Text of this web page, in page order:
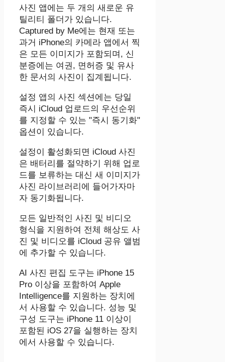
사진 앱에는 두 개의 새로운 유
틸리티 폴더가 있습니다.
Captured by Me에는 현재 또는
과거 iPhone의 카메라 앱에서 찍
은 모든 이미지가 포함되며, 신
분증에는 여권, 면허증 및 유사
한 문서의 사진이 집계됩니다.
설정 앱의 사진 섹션에는 당일
즉시 iCloud 업로드의 우선순위
를 지정할 수 있는 "즉시 동기화"
옵션이 있습니다.
설정이 활성화되면 iCloud 사진
은 배터리를 절약하기 위해 업로
드를 보류하는 대신 새 이미지가
사진 라이브러리에 들어가자마
자 동기화됩니다.
모든 일반적인 사진 및 비디오
형식을 지원하여 전체 해상도 사
진 및 비디오를 ‌iCloud‌ 공유 앨범
에 추가할 수 있습니다.
AI 사진 편집 도구는 iPhone 15
Pro 이상을 포함하여 Apple
Intelligence를 지원하는 장치에
서 사용할 수 있습니다. 성능 및
구성 도구는 iPhone 11 이상이
포함된 iOS 27을 실행하는 장치
에서 사용할 수 있습니다.